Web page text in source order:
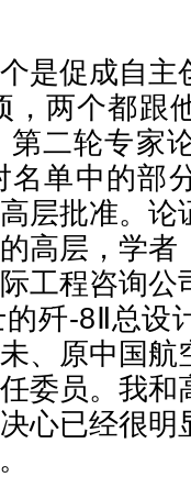
是促成自主
，两个都跟
二轮专家
单中的部
层批准。论
高层，学者
工程咨询公
歼-8Ⅱ总设
、原中国航
委员。我和
心已经很明